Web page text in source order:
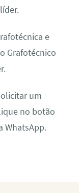
e
Grafotécnico
um
no botão
WhatsApp.